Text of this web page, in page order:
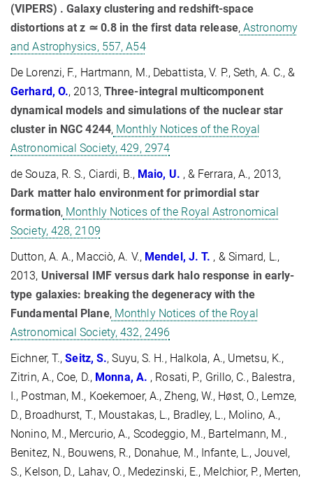
(VIPERS) . Galaxy clustering and redshift-space
distortions at z ≃ 0.8 in the first data release,Astronomy
and Astrophysics, 557, A54
De Lorenzi, F., Hartmann, M., Debattista, V. P., Seth, A. C., &
Gerhard, O., 2013, Three-integral multicomponent
dynamical models and simulations of the nuclear star
cluster in NGC 4244, Monthly Notices of the Royal
Astronomical Society, 429, 2974
de Souza, R. S., Ciardi, B., Maio, U. , & Ferrara, A., 2013,
Dark matter halo environment for primordial star
formation, Monthly Notices of the Royal Astronomical
Society, 428, 2109
Dutton, A. A., Macciò, A. V., Mendel, J. T. , & Simard, L.,
2013, Universal IMF versus dark halo response in early-
type galaxies: breaking the degeneracy with the
Fundamental Plane,Monthly Notices of the Royal
Astronomical Society, 432, 2496
Eichner, T.,Seitz, S., Suyu, S. H., Halkola, A., Umetsu, K.,
Zitrin, A., Coe, D., Monna, A. , Rosati, P., Grillo, C., Balestra,
I., Postman, M., Koekemoer, A., Zheng, W., Høst, O., Lemze,
D., Broadhurst, T., Moustakas, L., Bradley, L., Molino, A.,
Nonino, M., Mercurio, A., Scodeggio, M., Bartelmann, M.,
Benitez, N., Bouwens, R., Donahue, M., Infante, L., Jouvel,
S., Kelson, D., Lahav, O., Medezinski, E., Melchior, P., Merten,